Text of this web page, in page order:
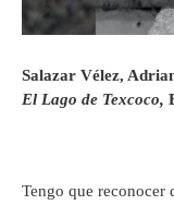
Salazar Vélez,
El Lago de Texcoco,
Tengo que